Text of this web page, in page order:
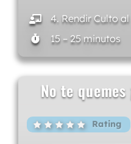
4. Rendir Culto
15 – 25 minutos
No te
Rating